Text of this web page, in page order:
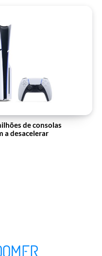
de consolas
a desacelerar